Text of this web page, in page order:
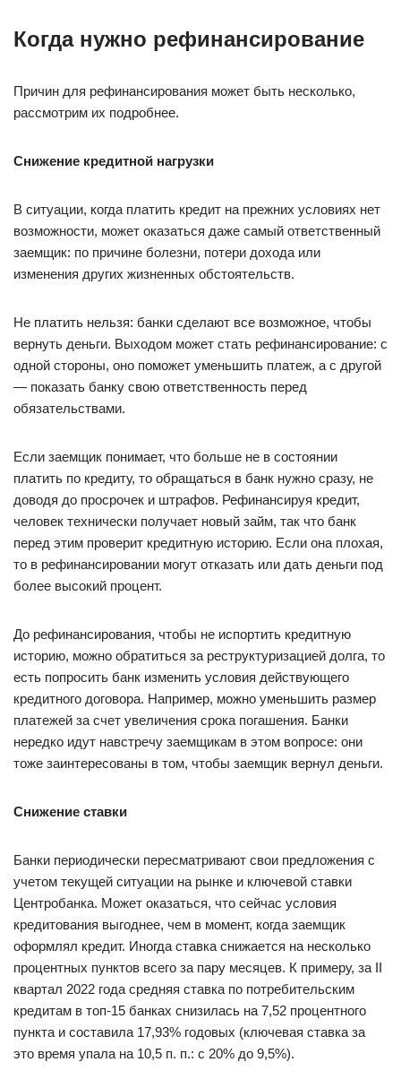
Когда нужно рефинансирование
Причин для рефинансирования может быть несколько,
рассмотрим их подробнее.
Снижение кредитной нагрузки
В ситуации, когда платить кредит на прежних условиях нет
возможности, может оказаться даже самый ответственный
заемщик: по причине болезни, потери дохода или
изменения других жизненных обстоятельств.
Не платить нельзя: банки сделают все возможное, чтобы
вернуть деньги. Выходом может стать рефинансирование: с
одной стороны, оно поможет уменьшить платеж, а с другой
— показать банку свою ответственность перед
обязательствами.
Если заемщик понимает, что больше не в состоянии
платить по кредиту, то обращаться в банк нужно сразу, не
доводя до просрочек и штрафов. Рефинансируя кредит,
человек технически получает новый займ, так что банк
перед этим проверит кредитную историю. Если она плохая,
то в рефинансировании могут отказать или дать деньги под
более высокий процент.
До рефинансирования, чтобы не испортить кредитную
историю, можно обратиться за реструктуризацией долга, то
есть попросить банк изменить условия действующего
кредитного договора. Например, можно уменьшить размер
платежей за счет увеличения срока погашения. Банки
нередко идут навстречу заемщикам в этом вопросе: они
тоже заинтересованы в том, чтобы заемщик вернул деньги.
Снижение ставки
Банки периодически пересматривают свои предложения с
учетом текущей ситуации на рынке и ключевой ставки
Центробанка. Может оказаться, что сейчас условия
кредитования выгоднее, чем в момент, когда заемщик
оформлял кредит. Иногда ставка снижается на несколько
процентных пунктов всего за пару месяцев. К примеру, за II
квартал 2022 года средняя ставка по потребительским
кредитам в топ-15 банках снизилась на 7,52 процентного
пункта и составила 17,93% годовых (ключевая ставка за
это время упала на 10,5 п. п.: с 20% до 9,5%).